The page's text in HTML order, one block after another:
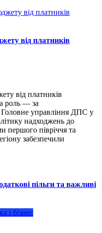
від платників
від платників
роль — за
управління ДПС у
надходжень до
першого півріччя та
забезпечили
пільги та важливі
і бізнес